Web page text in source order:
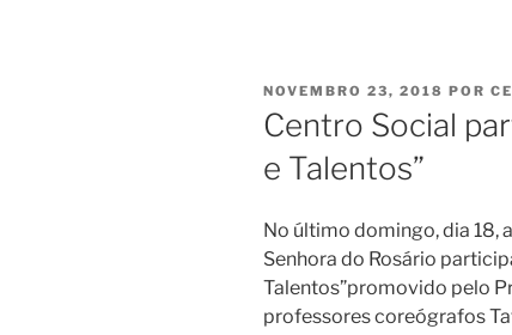
PUBLICADO
EM
NOVEMBRO 23, 2018 POR
Centro Social
e Talentos”
No último domingo, dia 18,
Senhora do Rosário
Talentos”promovido pelo
professores coreógrafos